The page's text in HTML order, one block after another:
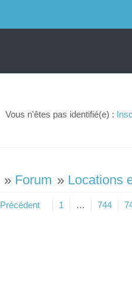
Vous n'êtes pas identifié(e) :
» Forum » Locations
Précédent 1 … 744